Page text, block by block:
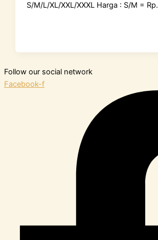
S/M/L/XL/XXL/XXXL Harga : S/M = Rp.
Follow our social network
Facebook-f